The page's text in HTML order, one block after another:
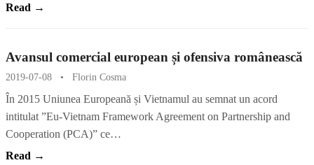
Read →
Avansul comercial european și ofensiva românească
2019-07-08 • Florin Cosma
În 2015 Uniunea Europeană și Vietnamul au semnat un acord
intitulat ”Eu-Vietnam Framework Agreement on Partnership and
Cooperation (PCA)” ce…
Read →